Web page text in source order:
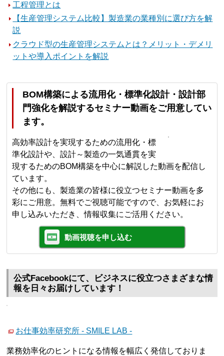
工程管理とは
【生産管理システム比較】製造業の業種別に選び方を解
説
クラウド型の生産管理システムとは？メリット・デメリ
ットや導入ポイントを解説
BOM構築による流用化・標準化設計・設計部
門強化を解説するセミナー動画をご用意してい
ます。
高効率設計を実現するための流用化・標
準化設計や、設計～製造の一気通貫を実
現するためのBOM構築を中心に解説した動画を配信し
ています。
その他にも、製造業の皆様に役立つセミナー動画を多
彩にご用意。無料でご視聴可能ですので、お気軽にお
申し込みいただき、情報収集にご活用ください。
動画視聴を申し込む
公式Facebookにて、ビジネスに役立つさまざまな情
報を日々お届けしています！
お仕事効率研究所 - SMILE LAB -
業務効率化のヒントになる情報を幅広く発信しておりま